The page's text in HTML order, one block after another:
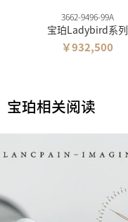
3662-9496-99A
宝珀Ladybird系列
￥932,500
宝珀相关阅读